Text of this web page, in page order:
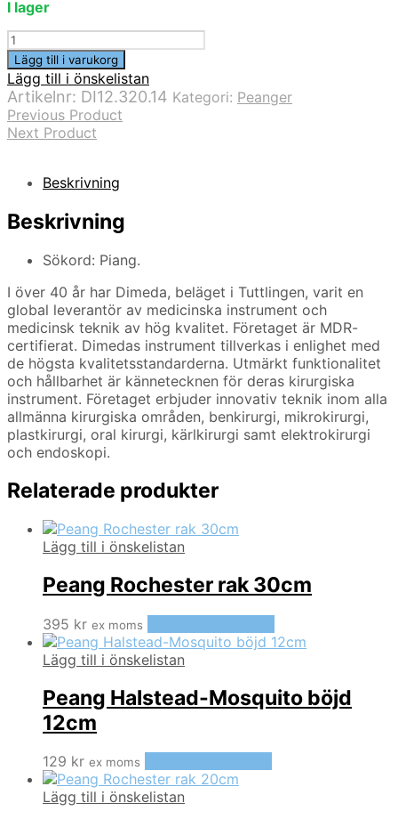
I lager
Peang
Rochester
Ochsner
rak
med
klo
1x2
mängd
Lägg till i varukorg
Lägg till i önskelistan
Artikelnr: DI12.320.14 Kategori: Peanger
Previous Product
Next Product
Beskrivning
Beskrivning
Sökord: Piang.
I över 40 år har Dimeda, beläget i Tuttlingen, varit en
global leverantör av medicinska instrument och
medicinsk teknik av hög kvalitet. Företaget är MDR-
certifierat. Dimedas instrument tillverkas i enlighet med
de högsta kvalitetsstandarderna. Utmärkt funktionalitet
och hållbarhet är kännetecknen för deras kirurgiska
instrument. Företaget erbjuder innovativ teknik inom alla
allmänna kirurgiska områden, benkirurgi, mikrokirurgi,
plastkirurgi, oral kirurgi, kärlkirurgi samt elektrokirurgi
och endoskopi.
Relaterade produkter
Lägg till i önskelistan
Peang Rochester rak 30cm
395 kr ex moms
Lägg till i önskelistan
Peang Halstead-Mosquito böjd
12cm
129 kr ex moms
Lägg till i önskelistan